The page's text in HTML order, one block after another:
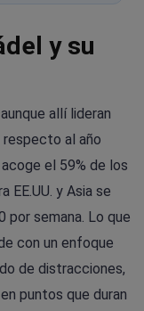
y su
allí lideran
respecto al año
el 59% de los
EE.UU. y Asia se
por semana. Lo que
con un enfoque
de distracciones,
puntos que duran